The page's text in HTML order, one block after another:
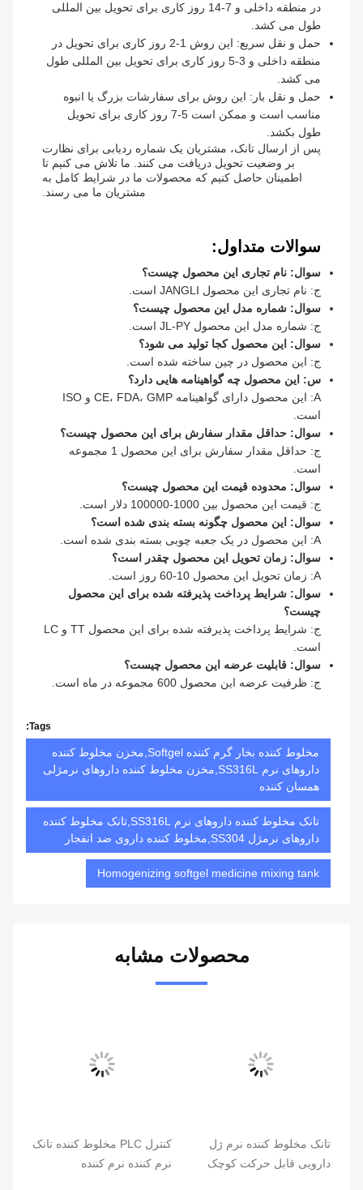
در منطقه داخلی و 7-14 روز کاری برای تحویل بین المللی
طول می کشد.
حمل و نقل سریع: این روش 1-2 روز کاری برای تحویل در
منطقه داخلی و 3-5 روز کاری برای تحویل بین المللی طول
می کشد.
حمل و نقل بار: این روش برای سفارشات بزرگ یا انبوه
مناسب است و ممکن است 5-7 روز کاری برای تحویل
طول بکشد.
پس از ارسال تانک، مشتریان یک شماره ردیابی برای نظارت
بر وضعیت تحویل دریافت می کنند. ما تلاش می کنیم تا
اطمینان حاصل کنیم که محصولات ما در شرایط کامل به
مشتریان ما می رسند.
سوالات متداول:
سوال: نام تجاری این محصول چیست؟
ج: نام تجاری این محصول JANGLI است.
سوال: شماره مدل این محصول چیست؟
ج: شماره مدل این محصول JL-PY است.
سوال: این محصول کجا تولید می شود؟
ج: این محصول در چین ساخته شده است.
س: این محصول چه گواهینامه هایی دارد؟
A: این محصول دارای گواهینامه CE، FDA، GMP و ISO
است.
سوال: حداقل مقدار سفارش برای این محصول چیست؟
ج: حداقل مقدار سفارش برای این محصول 1 مجموعه
است.
سوال: محدوده قیمت این محصول چیست؟
ج: قیمت این محصول بین 1000-100000 دلار است.
سوال: این محصول چگونه بسته بندی شده است؟
A: این محصول در یک جعبه چوبی بسته بندی شده است.
سوال: زمان تحویل این محصول چقدر است؟
A: زمان تحویل این محصول 10-60 روز است.
سوال: شرایط پرداخت پذیرفته شده برای این محصول
چیست؟
ج: شرایط پرداخت پذیرفته شده برای این محصول TT و LC
است.
سوال: قابلیت عرضه این محصول چیست؟
ج: ظرفیت عرضه این محصول 600 مجموعه در ماه است.
Tags:
مخلوط کننده بخار گرم کننده Softgel,مخزن مخلوط کننده
داروهای نرم SS316L,مخزن مخلوط کننده داروهای نرمژلی
همسان کننده
تانک مخلوط کننده داروهای نرم SS316L,تانک مخلوط کننده
داروهای نرمژل SS304,مخلوط کننده داروی ضد انفجار
Homogenizing softgel medicine mixing tank
محصولات مشابه
کنترل PLC مخلوط کننده تانک
نرم کننده نرم کننده
گرمایش بخار الکتریکی
مخلوط کننده تانک نرم کننده